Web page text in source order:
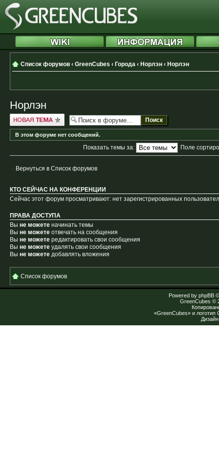
Список форумов ‹ GreenCubes ‹ Города ‹ Норлэн ‹ Норлэн
Норлэн
Новая тема
В этом форуме нет сообщений.
Показать темы за: Поле
Вернуться в Список форумов
КТО СЕЙЧАС НА КОНФЕРЕНЦИИ
Сейчас этот форум просматривают: нет зарегистрированных
ПРАВА ДОСТУПА
Вы не можете начинать темы
Вы не можете отвечать на сообщения
Вы не можете редактировать свои сообщения
Вы не можете удалять свои сообщения
Вы не можете добавлять вложения
Список форумов
Powered by phpBB
GreenCubes ©
«GreenCubes» и